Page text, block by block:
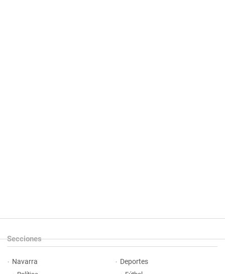
Secciones
Navarra Deportes